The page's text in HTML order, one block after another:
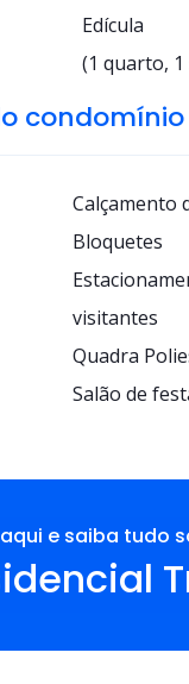
Edícula
(1 quarto,
condomínio
Calçamento
Bloquetes
visitantes
Quadra
Salão de
e saiba tudo